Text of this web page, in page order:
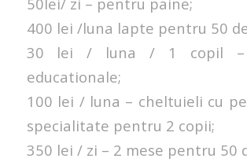
400 lei /luna lapte pentru 50
30 lei / luna / 1 copil –
educationale;
100 lei / luna – cheltuieli cu
specialitate pentru 2 copii;
350 lei / zi – 2 mese pentru 50